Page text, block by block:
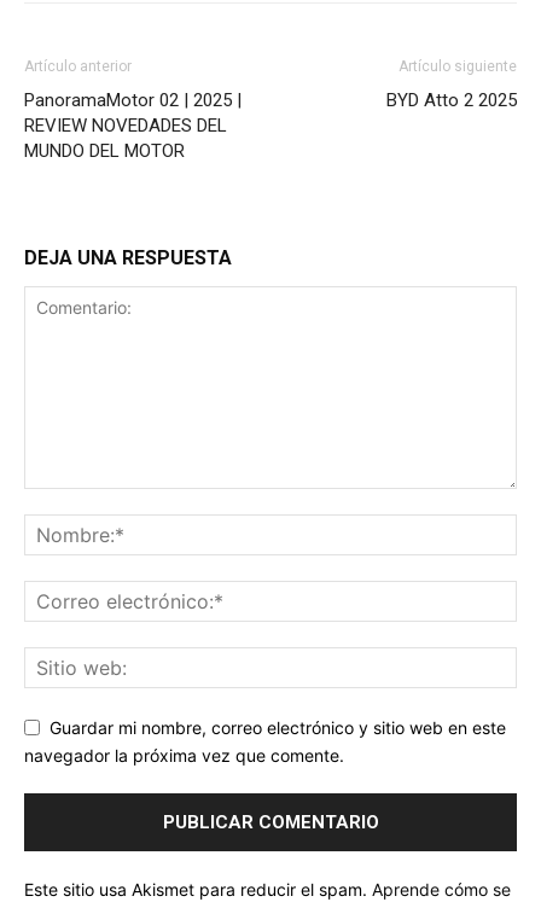
Artículo anterior
PanoramaMotor 02 | 2025 |
REVIEW NOVEDADES DEL
MUNDO DEL MOTOR
Artículo siguiente
BYD Atto 2 2025
DEJA UNA RESPUESTA
Guardar mi nombre, correo electrónico y sitio web en este
navegador la próxima vez que comente.
Este sitio usa Akismet para reducir el spam. Aprende cómo se